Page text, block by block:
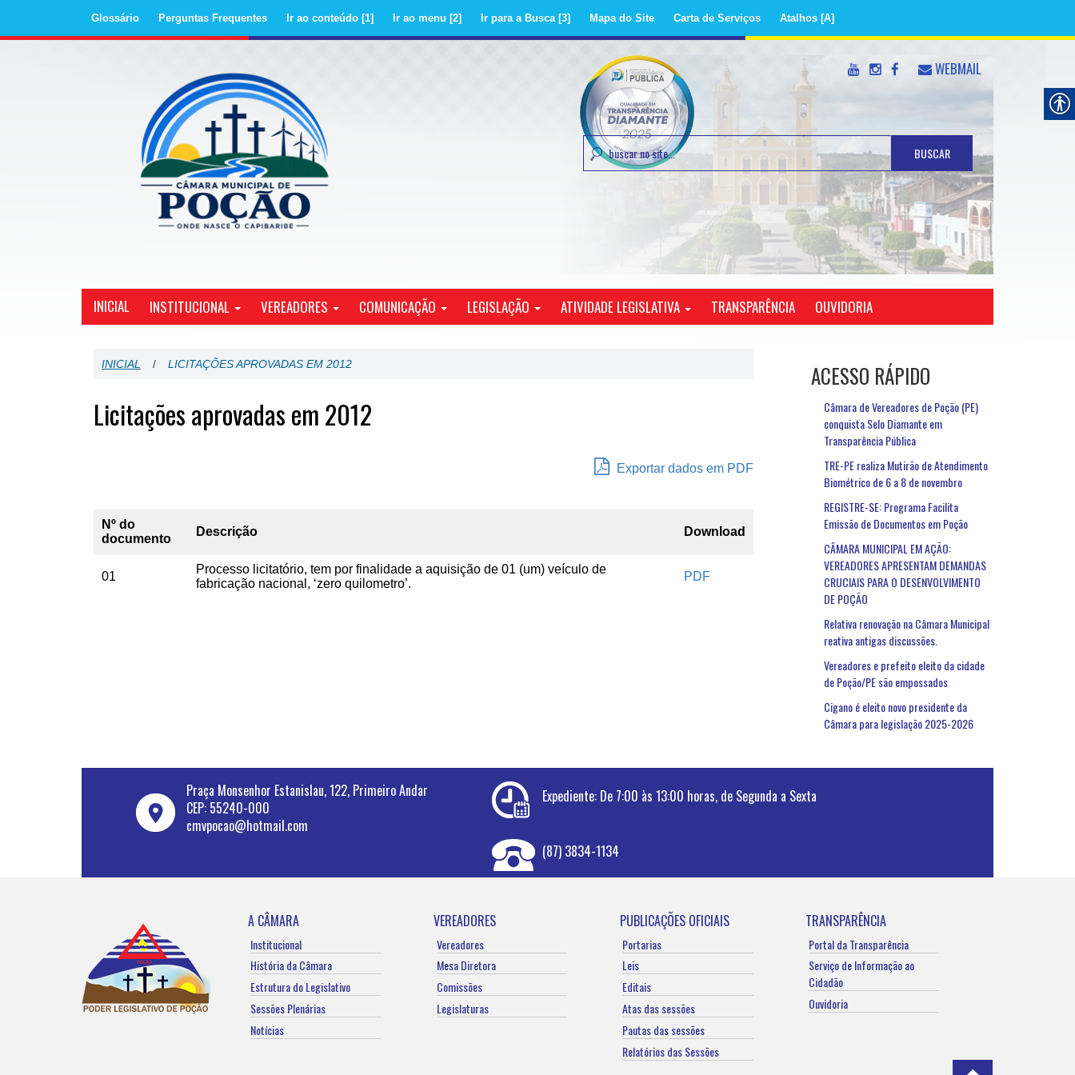
Glossário Perguntas Frequentes Ir ao conteúdo Ir ao menu Ir para a Busca Mapa do Site Carta de Serviços Atalhos
WEBMAIL
BUSCAR
INICIAL INSTITUCIONAL VEREADORES COMUNICAÇÃO LEGISLAÇÃO ATIVIDADE LEGISLATIVA TRANSPARÊNCIA OUVIDORIA
INICIAL / LICITAÇÕES APROVADAS EM 2012
Licitações aprovadas em 2012
Exportar dados em PDF
Nº do
documento
Descrição Download
01
Processo licitatório, tem por finalidade a aquisição de 01 (um) veículo de
fabricação nacional, ‘zero quilometro’.
PDF
ACESSO RÁPIDO
Câmara de Vereadores de Poção (PE)
conquista Selo Diamante em
Transparência Pública
TRE-PE realiza Mutirão de Atendimento
Biométrico de 6 a 8 de novembro
REGISTRE-SE: Programa Facilita
Emissão de Documentos em Poção
CÂMARA MUNICIPAL EM AÇÃO:
VEREADORES APRESENTAM DEMANDAS
CRUCIAIS PARA O DESENVOLVIMENTO
DE POÇÃO
Relativa renovação na Câmara Municipal
reativa antigas discussões.
Vereadores e prefeito eleito da cidade
de Poção/PE são empossados
Cigano é eleito novo presidente da
Câmara para legislação 2025-2026
Praça Monsenhor Estanislau, 122, Primeiro Andar
CEP: 55240-000
cmvpocao@hotmail.com
Expediente: De 7:00 às 13:00 horas, de Segunda a Sexta
(87) 3834-1134
A CÂMARA
Institucional
História da Câmara
Estrutura do Legislativo
Sessões Plenárias
Notícias
VEREADORES
Vereadores
Mesa Diretora
Comissões
Legislaturas
PUBLICAÇÕES OFICIAIS
Portarias
Leis
Editais
Atas das sessões
Pautas das sessões
Relatórios das Sessões
TRANSPARÊNCIA
Portal da Transparência
Serviço de Informação ao
Cidadão
Ouvidoria